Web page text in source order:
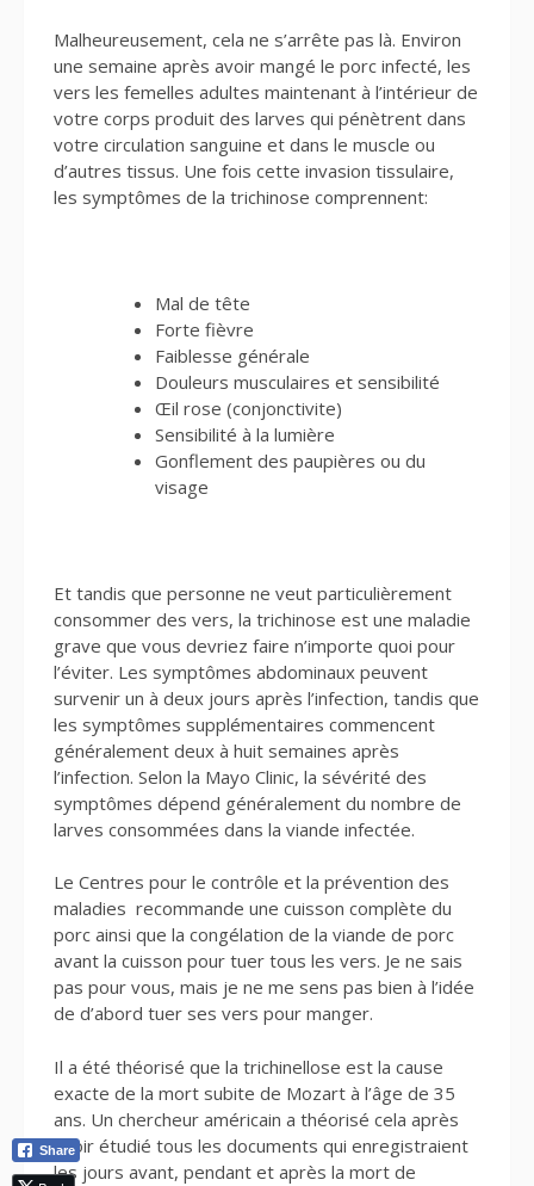
Malheureusement, cela ne s’arrête pas là. Environ
une semaine après avoir mangé le porc infecté, les
vers les femelles adultes maintenant à l’intérieur de
votre corps produit des larves qui pénètrent dans
votre circulation sanguine et dans le muscle ou
d’autres tissus. Une fois cette invasion tissulaire,
les symptômes de la trichinose comprennent:
Mal de tête
Forte fièvre
Faiblesse générale
Douleurs musculaires et sensibilité
Œil rose (conjonctivite)
Sensibilité à la lumière
Gonflement des paupières ou du
visage
Et tandis que personne ne veut particulièrement
consommer des vers, la trichinose est une maladie
grave que vous devriez faire n’importe quoi pour
l’éviter. Les symptômes abdominaux peuvent
survenir un à deux jours après l’infection, tandis que
les symptômes supplémentaires commencent
généralement deux à huit semaines après
l’infection. Selon la Mayo Clinic, la sévérité des
symptômes dépend généralement du nombre de
larves consommées dans la viande infectée.
Le Centres pour le contrôle et la prévention des
maladies recommande une cuisson complète du
porc ainsi que la congélation de la viande de porc
avant la cuisson pour tuer tous les vers. Je ne sais
pas pour vous, mais je ne me sens pas bien à l’idée
de d’abord tuer ses vers pour manger.
Il a été théorisé que la trichinellose est la cause
exacte de la mort subite de Mozart à l’âge de 35
ans. Un chercheur américain a théorisé cela après
avoir étudié tous les documents qui enregistraient
les jours avant, pendant et après la mort de
Share